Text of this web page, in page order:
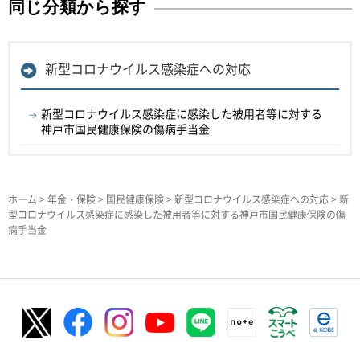
同じ分類から探す
新型コロナウイルス感染症への対応
新型コロナウイルス感染症に感染した被用者等に対する
神戸市国民健康保険の傷病手当金
ホーム > 年金・保険> 国民健康保険> 新型コロナウイルス感染症への対応> 新
型コロナウイルス感染症に感染した被用者等に対する神戸市国民健康保険の傷
病手当金